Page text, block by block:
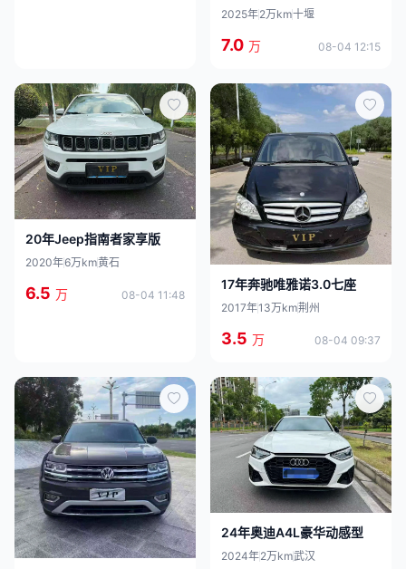
2025年2万km十堰
7.0 万 08-04 12:15
20年Jeep指南者家享版
2020年6万km黄石
6.5 万 08-04 11:48
17年奔驰唯雅诺3.0七座
2017年13万km荆州
3.5 万 08-04 09:37
24年奥迪A4L豪华动感型
2024年2万km武汉